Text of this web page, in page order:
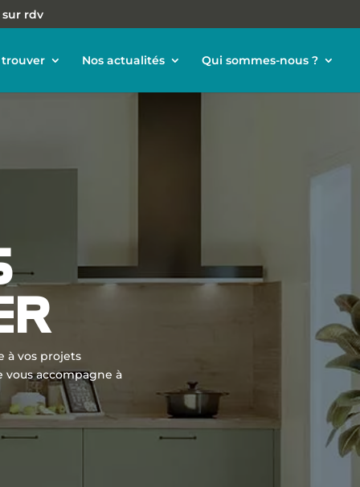
sur rdv
trouver Nos actualités Qui sommes-nous ?
à vos projets
accompagne à